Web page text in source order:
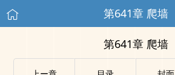
第641章 爬墙
第641章 爬墙